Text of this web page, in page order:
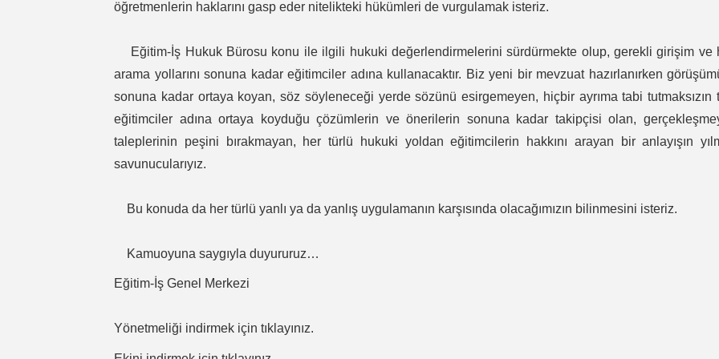
öğretmenlerin haklarını gasp eder nitelikteki hükümleri de vurgulamak isteriz.
Eğitim-İş Hukuk Bürosu konu ile ilgili hukuki değerlendirmelerini sürdürmekte olup, gerekli girişim ve
arama yollarını sonuna kadar eğitimciler adına kullanacaktır. Biz yeni bir mevzuat hazırlanırken
sonuna kadar ortaya koyan, söz söyleneceği yerde sözünü esirgemeyen, hiçbir ayrıma tabi tutmaksızın
eğitimciler adına ortaya koyduğu çözümlerin ve önerilerin sonuna kadar takipçisi olan,
taleplerinin peşini bırakmayan, her türlü hukuki yoldan eğitimcilerin hakkını arayan bir anlayışın
savunucularıyız.
Bu konuda da her türlü yanlı ya da yanlış uygulamanın karşısında olacağımızın bilinmesini isteriz.
Kamuoyuna saygıyla duyururuz…
Eğitim-İş Genel Merkezi
Yönetmeliği indirmek için tıklayınız.